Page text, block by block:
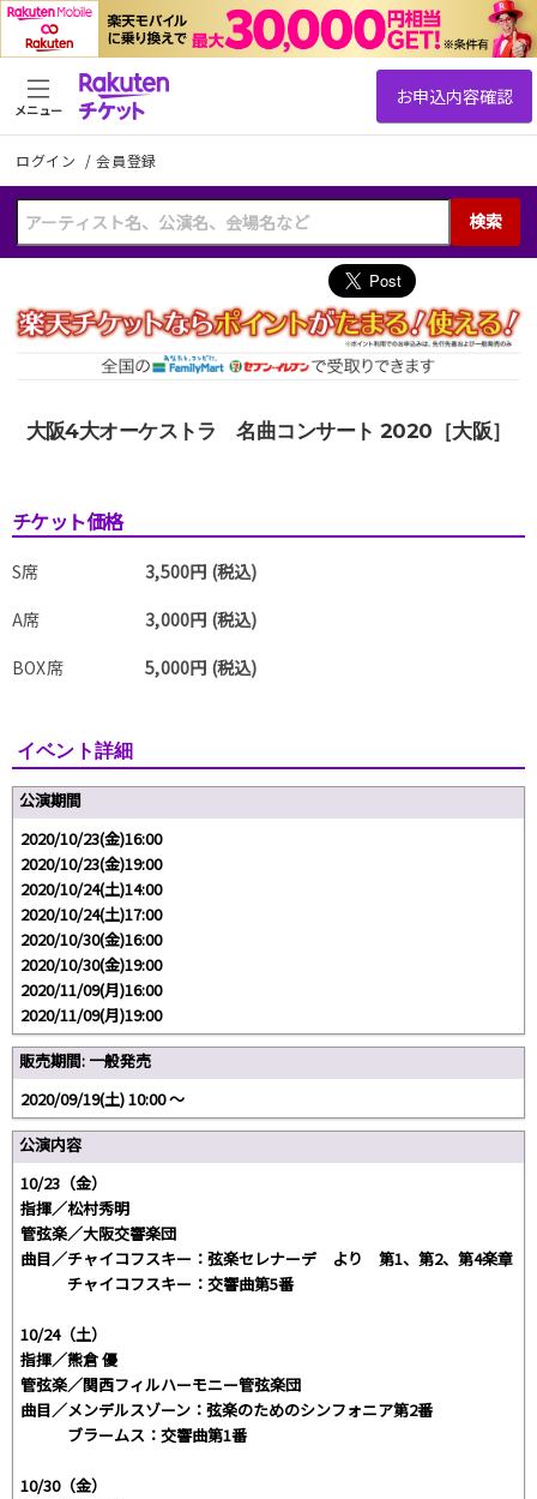
ログイン /会員登録
検索
メニュー
大阪4大オーケストラ 名曲コンサート 2020［大阪］
チケット価格
S席
3,500円 (税込)
A席
3,000円 (税込)
BOX席
5,000円 (税込)
イベント詳細
公演期間
2020/10/23(金)16:00
2020/10/23(金)19:00
2020/10/24(土)14:00
2020/10/24(土)17:00
2020/10/30(金)16:00
2020/10/30(金)19:00
2020/11/09(月)16:00
2020/11/09(月)19:00
販売期間: 一般発売
2020/09/19(土) 10:00 〜
公演内容
10/23（金）
指揮／松村秀明
管弦楽／大阪交響楽団
曲目／チャイコフスキー：弦楽セレナーデ より 第1、第2、第4楽章
チャイコフスキー：交響曲第5番
10/24（土）
指揮／熊倉 優
管弦楽／関西フィルハーモニー管弦楽団
曲目／メンデルスゾーン：弦楽のためのシンフォニア第2番
ブラームス：交響曲第1番
10/30（金）